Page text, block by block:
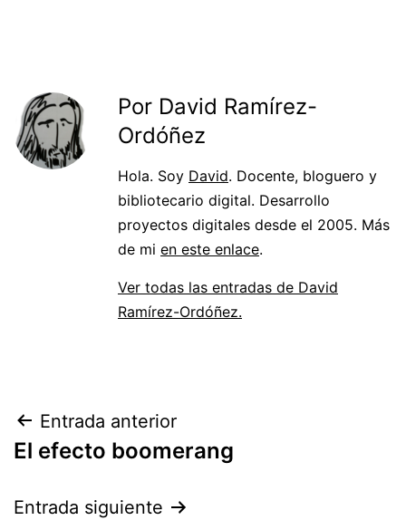
Por David Ramírez-
Ordóñez
Hola. Soy David. Docente, bloguero y
bibliotecario digital. Desarrollo
proyectos digitales desde el 2005. Más
de mi en este enlace.
Ver todas las entradas de David
Ramírez-Ordóñez.
Navegación
de
entradas
Entrada anterior
El efecto boomerang
Entrada siguiente